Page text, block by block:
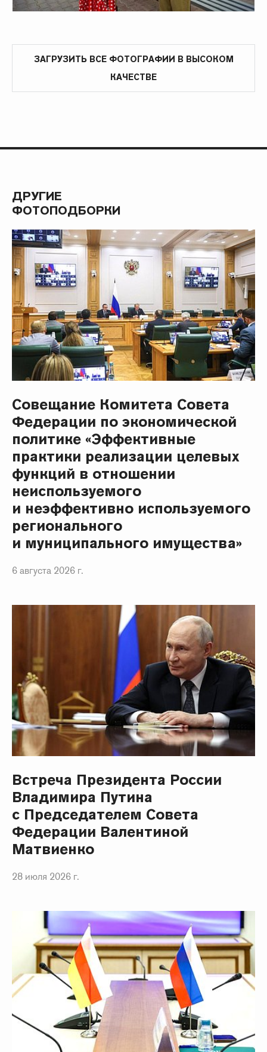
ЗАГРУЗИТЬ ВСЕ ФОТОГРАФИИ В ВЫСОКОМ
КАЧЕСТВЕ
ДРУГИЕ
ФОТОПОДБОРКИ
Совещание Комитета Совета
Федерации по экономической
политике «Эффективные
практики реализации целевых
функций в отношении
неиспользуемого
и неэффективно используемого
регионального
и муниципального имущества»
6 августа 2026 г.
Встреча Президента России
Владимира Путина
с Председателем Совета
Федерации Валентиной
Матвиенко
28 июля 2026 г.